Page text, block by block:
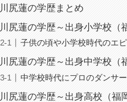
川尻蓮の学歴まとめ
川尻蓮の学歴～出身小学校（
子供の頃や小学校時代のエ
川尻蓮の学歴～出身中学校（
中学校時代にプロのダンサ
川尻蓮の学歴～出身高校（福